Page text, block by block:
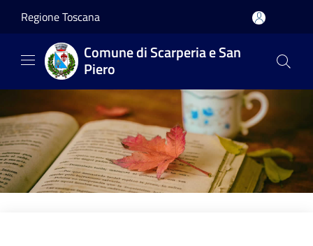
Regione Toscana
Comune di Scarperia e San
Piero